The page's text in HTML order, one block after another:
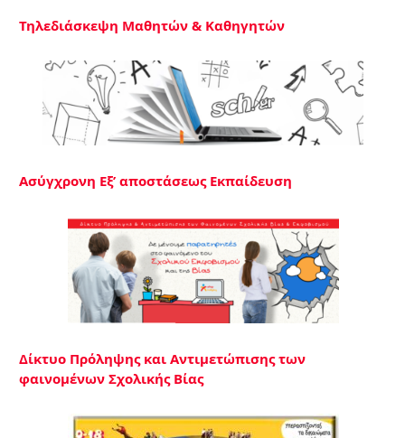
Τηλεδιάσκεψη Μαθητών & Καθηγητών
Ασύγχρονη Εξ’ αποστάσεως Εκπαίδευση
Δίκτυο Πρόληψης και Αντιμετώπισης των
φαινομένων Σχολικής Βίας